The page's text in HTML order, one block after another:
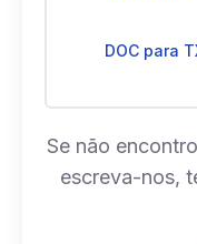
DOC para
Se não
escreva-nos,